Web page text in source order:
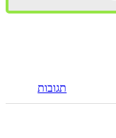
תגובות